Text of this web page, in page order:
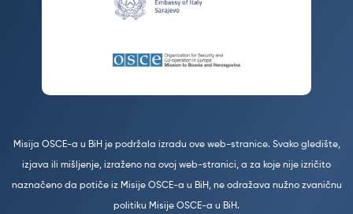
Misija OSCE-a u BiH je podržala izradu ove web-stranice. Svako gledište,
izjava ili mišljenje, izraženo na ovoj web-stranici, a za koje nije izričito
naznačeno da potiče iz Misije OSCE-a u BiH, ne odražava nužno zvaničnu
politiku Misije OSCE-a u BiH.